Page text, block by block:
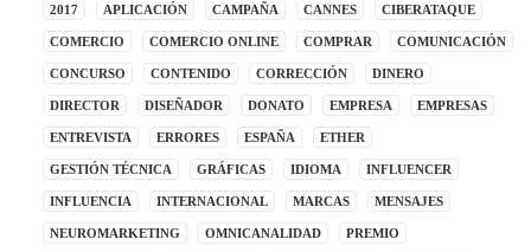
2017 APLICACIÓN CAMPAÑA CANNES CIBERATAQUE
COMERCIO COMERCIO ONLINE COMPRAR COMUNICACIÓN
CONCURSO CONTENIDO CORRECCIÓN DINERO
DIRECTOR DISEÑADOR DONATO EMPRESA EMPRESAS
ENTREVISTA ERRORES ESPAÑA ETHER
GESTIÓN TÉCNICA GRÁFICAS IDIOMA INFLUENCER
INFLUENCIA INTERNACIONAL MARCAS MENSAJES
NEUROMARKETING OMNICANALIDAD PREMIO